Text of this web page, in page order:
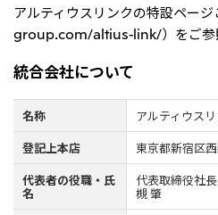
アルティウスリンクの特設ペー
group.com/altius-link/）をご参
統合会社について
名称
アルティウス
登記上本店
東京都新宿区
代表者の役職・氏
名
代表取締役社
槻 肇